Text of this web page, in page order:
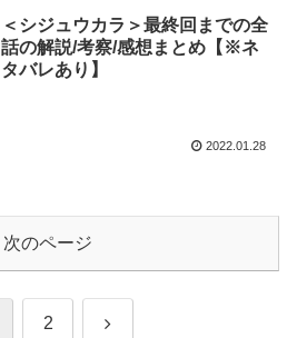
＜シジュウカラ＞最終回までの全
話の解説/考察/感想まとめ【※ネ
タバレあり】
2022.01.28
次のページ
2 次